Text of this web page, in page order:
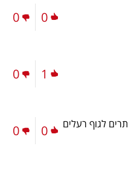
0
0
1
0
לגוף רעלים
0
0